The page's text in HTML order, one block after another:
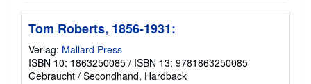
Tom Roberts, 1856-1931:
Verlag: Mallard Press
ISBN 10: 1863250085 / ISBN 13: 9781863250085
Gebraucht / Secondhand, Hardback